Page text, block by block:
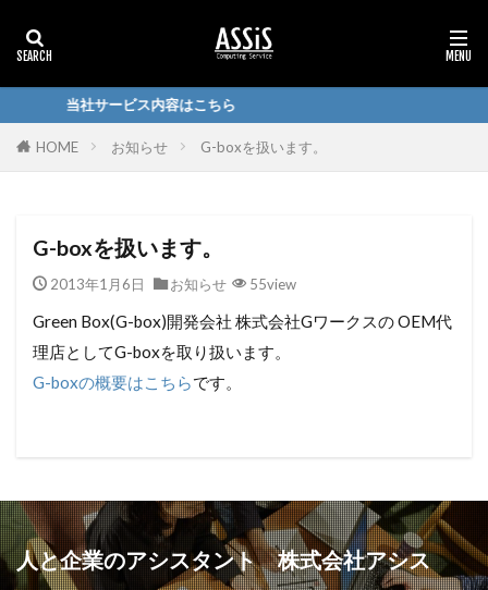
当社サービス内容はこちら
HOME お知らせ G-boxを扱います。
G-boxを扱います。
2013年1月6日 お知らせ 55view
Green Box(G-box)開発会社 株式会社Gワークスの OEM代
理店としてG-boxを取り扱います。
G-boxの概要はこちらです。
人と企業のアシスタント 株式会社アシス